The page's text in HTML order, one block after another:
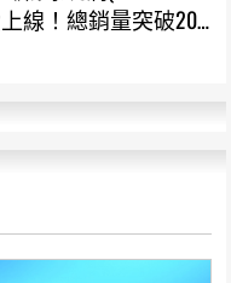
線！總銷量突破200